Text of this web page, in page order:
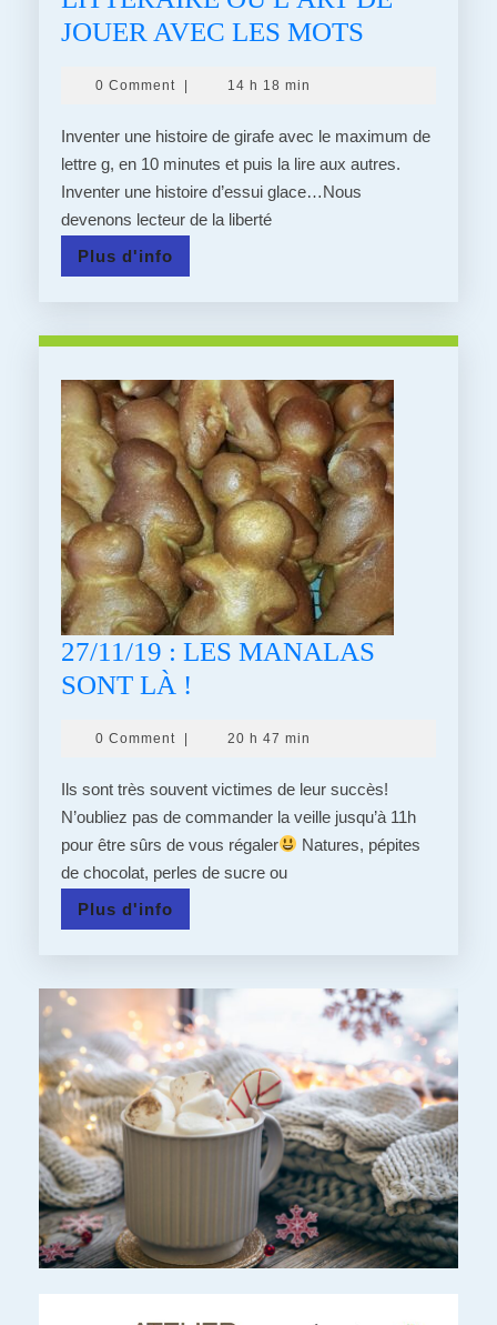
JOUER AVEC LES MOTS
16
–
DE
AVEC
LES
MOTS
0 Comment | 14 h 18 min
Inventer une histoire de girafe avec le maximum de
lettre g, en 10 minutes et puis la lire aux autres.
Inventer une histoire d’essui glace…Nous
devenons lecteur de la liberté
Plus d'info
d'info
27/11/19 : LES MANALAS
SONT LÀ !
LES
MANALAS
SONT
LÀ
!
0 Comment | 20 h 47 min
Ils sont très souvent victimes de leur succès!
N’oubliez pas de commander la veille jusqu’à 11h
pour être sûrs de vous régaler
Natures, pépites
de chocolat, perles de sucre ou
Plus d'info
d'info